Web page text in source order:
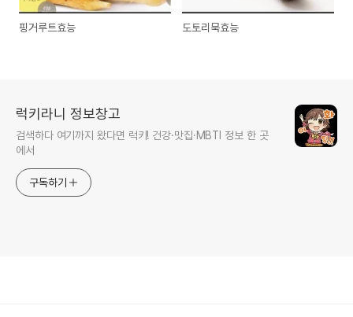
핑거루트효능 도토리묵효능
럭키라니 정보창고
검색하다 여기까지 왔다면 럭키! 건강·맛집·MBTI 정보 한 곳
에서
구독하기